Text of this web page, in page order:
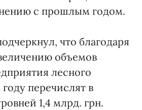
с прошлым годом.
что благодаря
объемов
лесного
году перечислят в
1,4 млрд. грн.